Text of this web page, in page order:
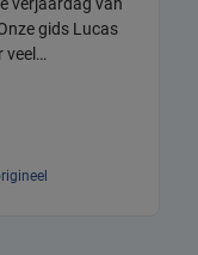
gids Lucas
echt een
Sevilla en de